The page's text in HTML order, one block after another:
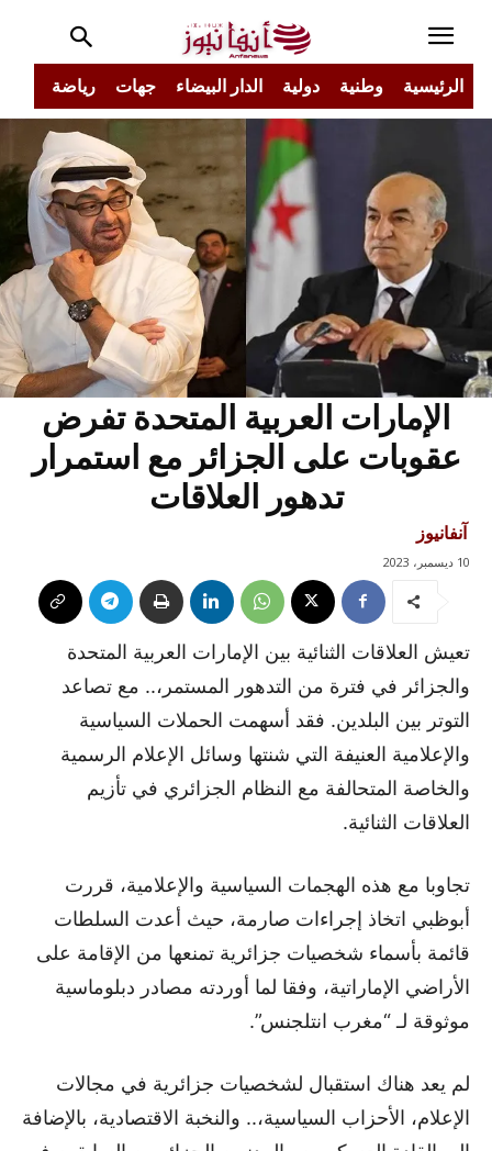
الرئيسية وطنية دولية الدار البيضاء جهات رياضة
الإمارات العربية المتحدة تفرض
عقوبات على الجزائر مع استمرار
تدهور العلاقات
آنفانيوز
10 ديسمبر، 2023
تعيش العلاقات الثنائية بين الإمارات العربية المتحدة
والجزائر في فترة من التدهور المستمر،.. مع تصاعد
التوتر بين البلدين. فقد أسهمت الحملات السياسية
والإعلامية العنيفة التي شنتها وسائل الإعلام الرسمية
والخاصة المتحالفة مع النظام الجزائري في تأزيم
العلاقات الثنائية.
تجاوبا مع هذه الهجمات السياسية والإعلامية، قررت
أبوظبي اتخاذ إجراءات صارمة، حيث أعدت السلطات
قائمة بأسماء شخصيات جزائرية تمنعها من الإقامة على
الأراضي الإماراتية، وفقا لما أوردته مصادر دبلوماسية
موثوقة لـ “مغرب انتلجنس”.
لم يعد هناك استقبال لشخصيات جزائرية في مجالات
الإعلام، الأحزاب السياسية،.. والنخبة الاقتصادية، بالإضافة